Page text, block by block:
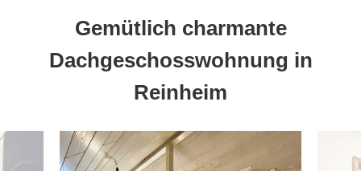
Gemütlich charmante
Dachgeschosswohnung in
Reinheim